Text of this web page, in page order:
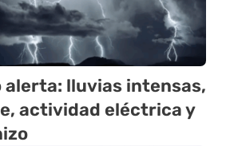
alerta: lluvias intensas,
actividad eléctrica y